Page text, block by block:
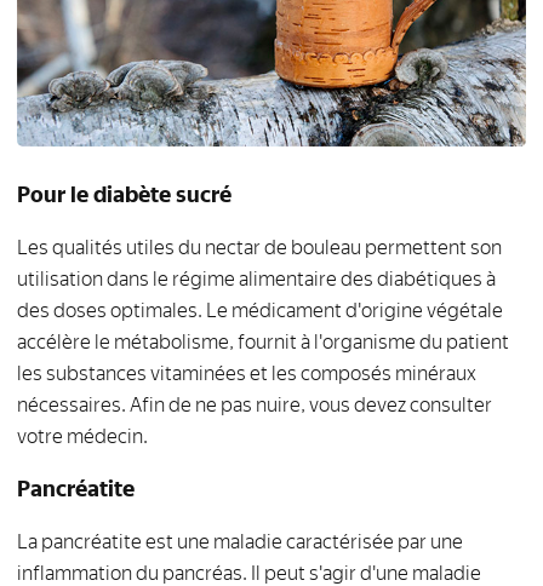
Pour le diabète sucré
Les qualités utiles du nectar de bouleau permettent son
utilisation dans le régime alimentaire des diabétiques à
des doses optimales. Le médicament d'origine végétale
accélère le métabolisme, fournit à l'organisme du patient
les substances vitaminées et les composés minéraux
nécessaires. Afin de ne pas nuire, vous devez consulter
votre médecin.
Pancréatite
La pancréatite est une maladie caractérisée par une
inflammation du pancréas. Il peut s'agir d'une maladie